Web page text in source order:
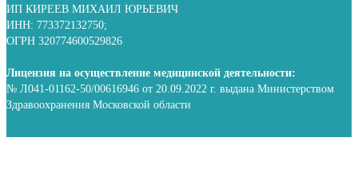
ИП КИРЕЕВ МИХАИЛ ЮРЬЕВИЧ
ИНН: 773372132750;
ОГРН 320774600529826
Лицензия на осуществление медицинской деятельности:
№ Л041-01162-50/00616946 от 20.09.2022 г. выдана Министерством
Здравоохранения Московской области